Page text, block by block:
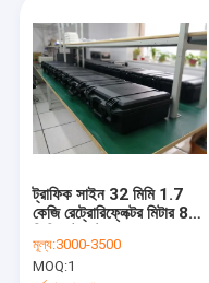
ট্রাফিক সাইন 32 মিমি 1.7
কেজি রেট্রোরিফ্লেক্টর মিটার 8
মূল্য:3000-3500
MOQ:1